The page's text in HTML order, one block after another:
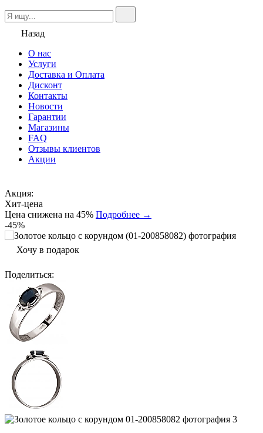
Назад
О нас
Услуги
Доставка и Оплата
Дисконт
Контакты
Новости
Гарантии
Магазины
FAQ
Отзывы клиентов
Акции
Акция:
Хит-цена
Цена снижена на 45% Подробнее →
-45%
Хочу в подарок
Поделиться: